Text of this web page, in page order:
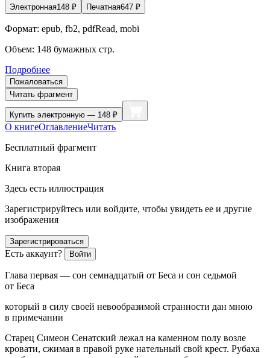
Электронная148 ₽ Печатная647 ₽
Формат: epub, fb2, pdfRead, mobi
Объем: 148 бумажных стр.
Подробнее
Пожаловаться
Читать фрагмент
Купить электронную — 148 ₽
О книгеОглавлениеЧитать
Бесплатный фрагмент
Книга вторая
Здесь есть иллюстрация
Зарегистрируйтесь или войдите, чтобы увидеть ее и другие
изображения
Зарегистрироваться
Есть аккаунт? Войти
Глава первая — сон семнадцатый от Беса и сон седьмой
от Беса
который в силу своей невообразимой странности дан мною
в примечании
Старец Симеон Сенатский лежал на каменном полу возле
кровати, сжимая в правой руке нательный свой крест. Рубаха